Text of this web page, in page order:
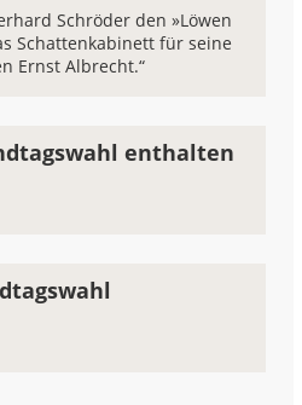
Schröder den »Löwen
Schattenkabinett für seine
Ernst Albrecht.“
enthalten